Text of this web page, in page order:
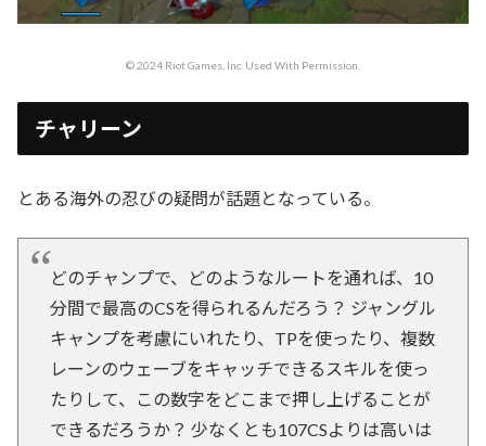
© 2024 Riot Games, Inc. Used With Permission.
チャリーン
とある海外の忍びの疑問が話題となっている。
どのチャンプで、どのようなルートを通れば、10
分間で最高のCSを得られるんだろう？ ジャングル
キャンプを考慮にいれたり、TPを使ったり、複数
レーンのウェーブをキャッチできるスキルを使っ
たりして、この数字をどこまで押し上げることが
できるだろうか？ 少なくとも107CSよりは高いは